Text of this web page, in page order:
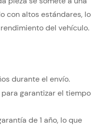
con altos estándares, lo
del vehículo.
durante el envío.
garantizar el tiempo
de 1 año, lo que